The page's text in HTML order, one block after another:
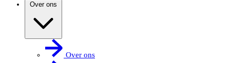
Over ons
Over ons